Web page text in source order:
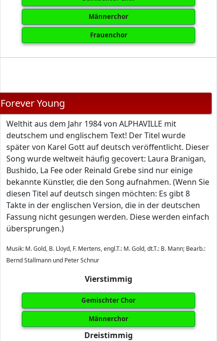
Männerchor
Frauenchor
Forever Young
Welthit aus dem Jahr 1984 von ALPHAVILLE mit
deutschem und englischem Text! Der Titel wurde
später von Karel Gott auf deutsch veröffentlicht. Dieser
Song wurde weltweit häufig gecovert: Laura Branigan,
Bushido, La Fee oder Reinald Grebe sind nur einige
bekannte Künstler, die den Song aufnahmen. (Wenn Sie
diesen Titel auf deutsch singen möchten: Es gibt 8
Takte in der englischen Version, die in der deutschen
Fassung nicht gesungen werden. Diese werden einfach
übersprungen.)
Musik: M. Gold, B. Lloyd, F. Mertens, engl.T.: M. Gold, dt.T.: B. Mann; Bearb.:
Bernd Stallmann und Peter Schnur
Vierstimmig
Gemischter Chor
Männerchor
Dreistimmig